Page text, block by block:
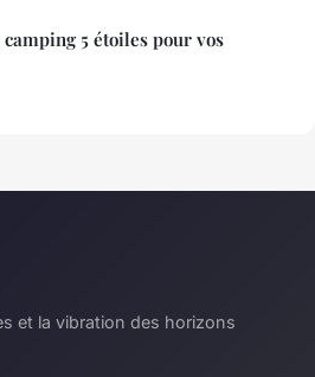
5 étoiles pour vos
et la vibration des horizons